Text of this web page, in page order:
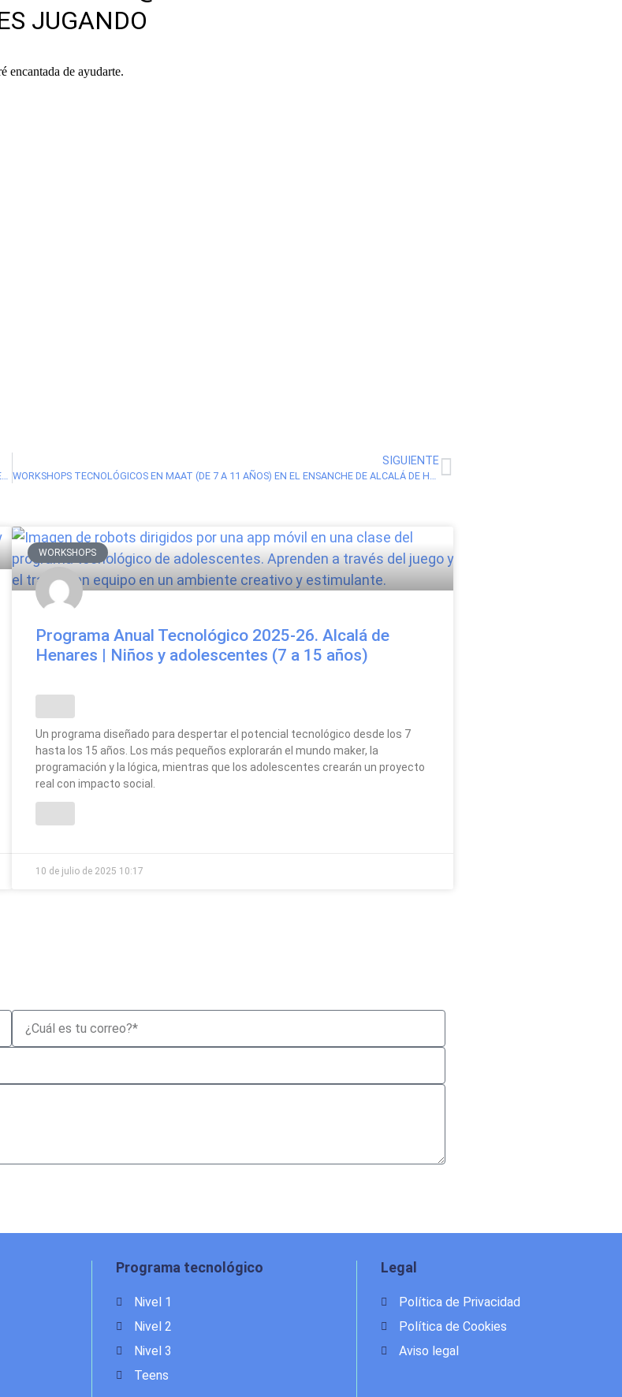
TECNOLOGÍA PARA LOS DÍAS SIN COLE (DE 7 A 11 AÑOS) ACADEMIA MAAT EN ALCALÁ DE HENARES
SIGUIENTE
WORKSHOPS TECNOLÓGICOS EN MAAT (DE 7 A 11 AÑOS) EN EL ENSANCHE DE ALCALÁ DE HENARES
WORKSHOPS
Programa Anual Tecnológico 2025-26. Alcalá de
Henares | Niños y adolescentes (7 a 15 años)
Un programa diseñado para despertar el potencial tecnológico desde los 7
hasta los 15 años. Los más pequeños explorarán el mundo maker, la
programación y la lógica, mientras que los adolescentes crearán un proyecto
real con impacto social.
10 de julio de 2025 10:17
Programa tecnológico
Nivel 1
Nivel 2
Nivel 3
Teens
Legal
Política de Privacidad
Política de Cookies
Aviso legal